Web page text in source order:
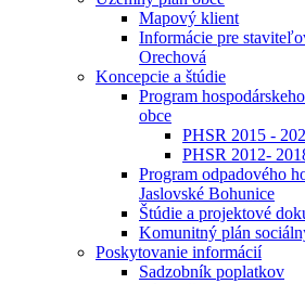
Mapový klient
Informácie pre
Orechová
Koncepcie a štúdie
Program
obce
PHSR 2015 -
PHSR 2012-
Program odpadového
Jaslovské Bohunice
Štúdie a projektové
Komunitný plán
Poskytovanie informácií
Sadzobník poplatkov